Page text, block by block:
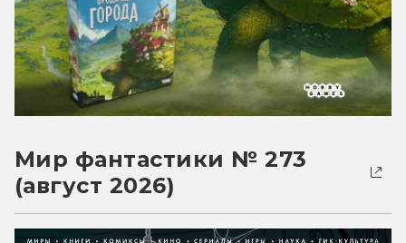
Мир фантастики № 273
(август 2026)